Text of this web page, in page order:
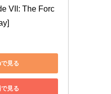
VII: The Forc
見る
見る